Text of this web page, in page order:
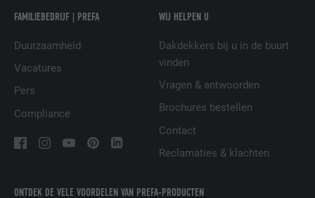
ONTDEK DE VELE VOORDELEN VAN PREFA-PRODUCTEN
FAMILIEBEDRIJF | PREFA
Duurzaamheid
Vacatures
Pers
Compliance
WIJ HELPEN U
Dakdekkers bij u in de buurt
vinden
Vragen & antwoorden
Brochures bestellen
Contact
Reclamaties & klachten
AANBIEDER
Wordt gebruikt om ervoor te zorgen dat
het juiste SameSite-attribuut voor alle